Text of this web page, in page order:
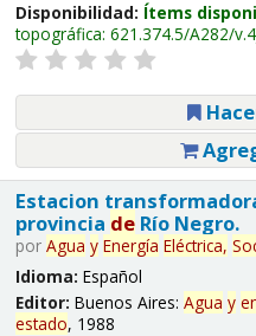
Disponibilidad: Ítems
topográfica: 621.374.5/A282/v.4
Estacion
provincia deRío Negro.
por Agua y Energía Eléctrica,
Idioma: Español
Editor: Buenos Aires: Agua y
estado, 1988